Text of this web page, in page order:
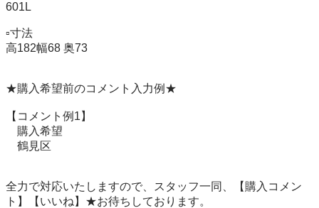
601L
▫️寸法
高182幅68 奥73
★購入希望前のコメント入力例★
【コメント例1】
購入希望
鶴見区
全力で対応いたしますので、スタッフ一同、【購入コメン
ト】【いいね】★お待ちしております。